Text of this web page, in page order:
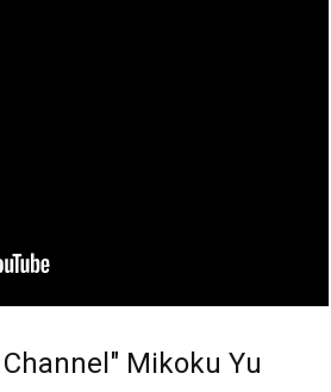
Channel" Mikoku Yu